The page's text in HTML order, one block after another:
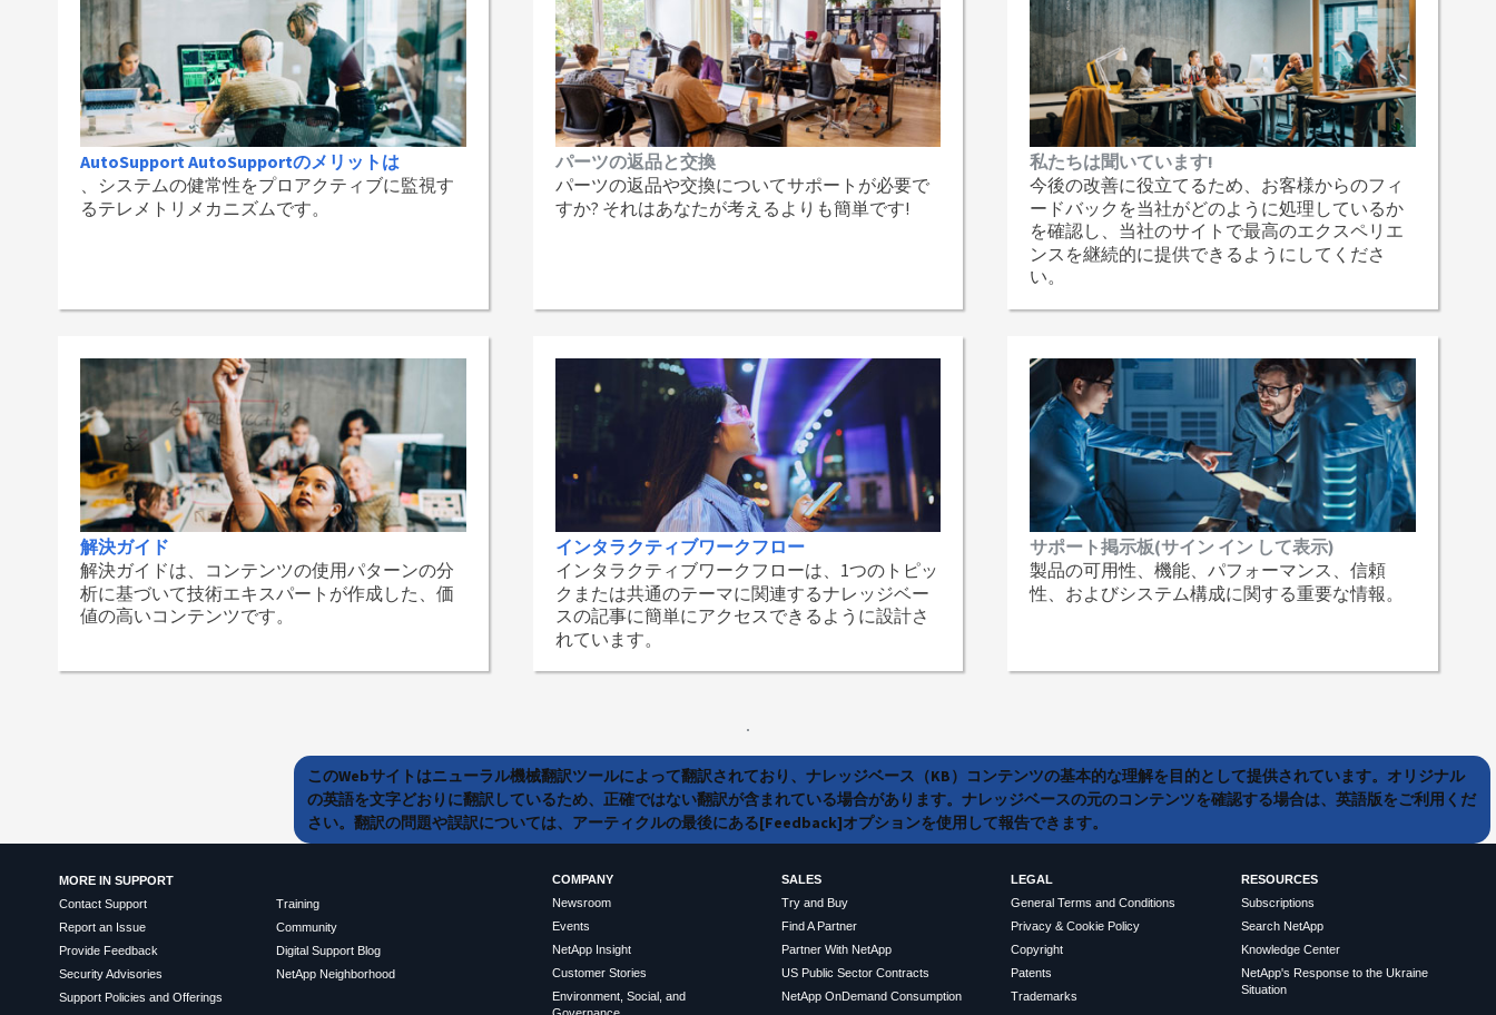
AutoSupport AutoSupportのメリットは
、システムの健常性をプロアクティブに監視す
るテレメトリメカニズムです。
パーツの返品と交換
パーツの返品や交換についてサポートが必要で
すか? それはあなたが考えるよりも簡単です!
私たちは聞いています!
今後の改善に役立てるため、お客様からのフィ
ードバックを当社がどのように処理しているか
を確認し、当社のサイトで最高のエクスペリエ
ンスを継続的に提供できるようにしてくださ
い。
解決ガイド
解決ガイドは、コンテンツの使用パターンの分
析に基づいて技術エキスパートが作成した、価
値の高いコンテンツです。
インタラクティブワークフロー
インタラクティブワークフローは、1つのトピッ
クまたは共通のテーマに関連するナレッジベー
スの記事に簡単にアクセスできるように設計さ
れています。
サポート掲示板(サイン イン して表示)
製品の可用性、機能、パフォーマンス、信頼
性、およびシステム構成に関する重要な情報。
このWebサイトはニューラル機械翻訳ツールによって翻訳されており、ナレッジベース（KB）コンテンツの基本的な理解を目的として提供されています。オリジナル
の英語を文字どおりに翻訳しているため、正確ではない翻訳が含まれている場合があります。ナレッジベースの元のコンテンツを確認する場合は、英語版をご利用くだ
さい。翻訳の問題や誤訳については、アーティクルの最後にある[Feedback]オプションを使用して報告できます。
MORE IN SUPPORT
Contact Support
Report an Issue
Provide Feedback
Security Advisories
Support Policies and Offerings
Training
Community
Digital Support Blog
NetApp Neighborhood
COMPANY
Newsroom
Events
NetApp Insight
Customer Stories
Environment, Social, and
SALES
Try and Buy
Find A Partner
Partner With NetApp
US Public Sector Contracts
NetApp OnDemand Consumption
LEGAL
General Terms and Conditions
Privacy & Cookie Policy
Copyright
Patents
Trademarks
RESOURCES
Subscriptions
Search NetApp
Knowledge Center
NetApp's Response to the Ukraine
Situation